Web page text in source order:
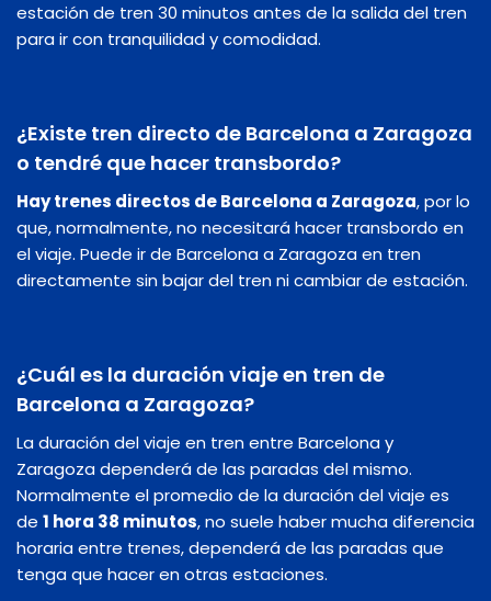
estación de tren 30 minutos antes de la salida del tren
para ir con tranquilidad y comodidad.
¿Existe tren directo de Barcelona a Zaragoza
o tendré que hacer transbordo?
Hay trenes directos de Barcelona a Zaragoza, por lo
que, normalmente, no necesitará hacer transbordo en
el viaje. Puede ir de Barcelona a Zaragoza en tren
directamente sin bajar del tren ni cambiar de estación.
¿Cuál es la duración viaje en tren de
Barcelona a Zaragoza?
La duración del viaje en tren entre Barcelona y
Zaragoza dependerá de las paradas del mismo.
Normalmente el promedio de la duración del viaje es
de 1 hora 38 minutos, no suele haber mucha diferencia
horaria entre trenes, dependerá de las paradas que
tenga que hacer en otras estaciones.